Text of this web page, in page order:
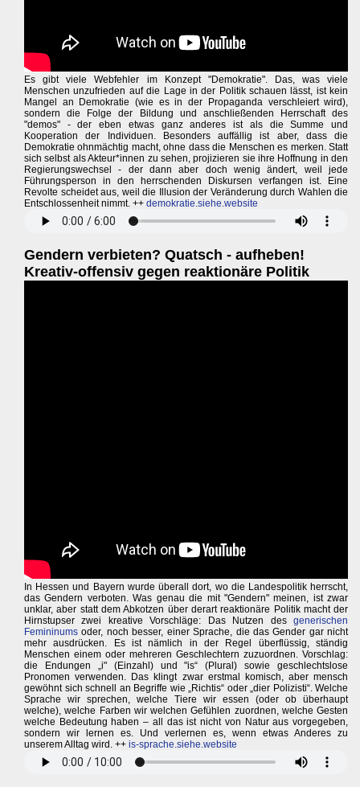
Es gibt viele Webfehler im Konzept "Demokratie". Das, was viele
Menschen unzufrieden auf die Lage in der Politik schauen lässt, ist kein
Mangel an Demokratie (wie es in der Propaganda verschleiert wird),
sondern die Folge der Bildung und anschließenden Herrschaft des
"demos" - der eben etwas ganz anderes ist als die Summe und
Kooperation der Individuen. Besonders auffällig ist aber, dass die
Demokratie ohnmächtig macht, ohne dass die Menschen es merken. Statt
sich selbst als Akteur*innen zu sehen, projizieren sie ihre Hoffnung in den
Regierungswechsel - der dann aber doch wenig ändert, weil jede
Führungsperson in den herrschenden Diskursen verfangen ist. Eine
Revolte scheidet aus, weil die Illusion der Veränderung durch Wahlen die
Entschlossenheit nimmt. ++ demokratie.siehe.website
Gendern verbieten? Quatsch - aufheben!
Kreativ-offensiv gegen reaktionäre Politik
In Hessen und Bayern wurde überall dort, wo die Landespolitik herrscht,
das Gendern verboten. Was genau die mit "Gendern" meinen, ist zwar
unklar, aber statt dem Abkotzen über derart reaktionäre Politik macht der
Hirnstupser zwei kreative Vorschläge: Das Nutzen desgenerischen
Femininums oder, noch besser, einer Sprache, die das Gender gar nicht
mehr ausdrücken. Es ist nämlich in der Regel überflüssig, ständig
Menschen einem oder mehreren Geschlechtern zuzuordnen. Vorschlag:
die Endungen „i" (Einzahl) und "is“ (Plural) sowie geschlechtslose
Pronomen verwenden. Das klingt zwar erstmal komisch, aber mensch
gewöhnt sich schnell an Begriffe wie „Richtis“ oder „dier Polizisti“. Welche
Sprache wir sprechen, welche Tiere wir essen (oder ob überhaupt
welche), welche Farben wir welchen Gefühlen zuordnen, welche Gesten
welche Bedeutung haben – all das ist nicht von Natur aus vorgegeben,
sondern wir lernen es. Und verlernen es, wenn etwas Anderes zu
unserem Alltag wird. ++ is-sprache.siehe.website